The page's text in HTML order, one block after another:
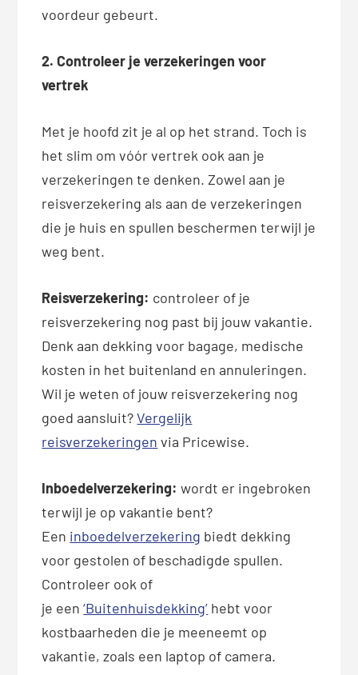
voordeur gebeurt.
2. Controleer je verzekeringen voor
vertrek
Met je hoofd zit je al op het strand. Toch is
het slim om vóór vertrek ook aan je
verzekeringen te denken. Zowel aan je
reisverzekering als aan de verzekeringen
die je huis en spullen beschermen terwijl je
weg bent.
Reisverzekering: controleer of je
reisverzekering nog past bij jouw vakantie.
Denk aan dekking voor bagage, medische
kosten in het buitenland en annuleringen.
Wil je weten of jouw reisverzekering nog
goed aansluit?Vergelijk
reisverzekeringen via Pricewise.
Inboedelverzekering:wordt er ingebroken
terwijl je op vakantie bent?
Een inboedelverzekering biedt dekking
voor gestolen of beschadigde spullen.
Controleer ook of
je een‘Buitenhuisdekking’ hebt voor
kostbaarheden die je meeneemt op
vakantie, zoals een laptop of camera.